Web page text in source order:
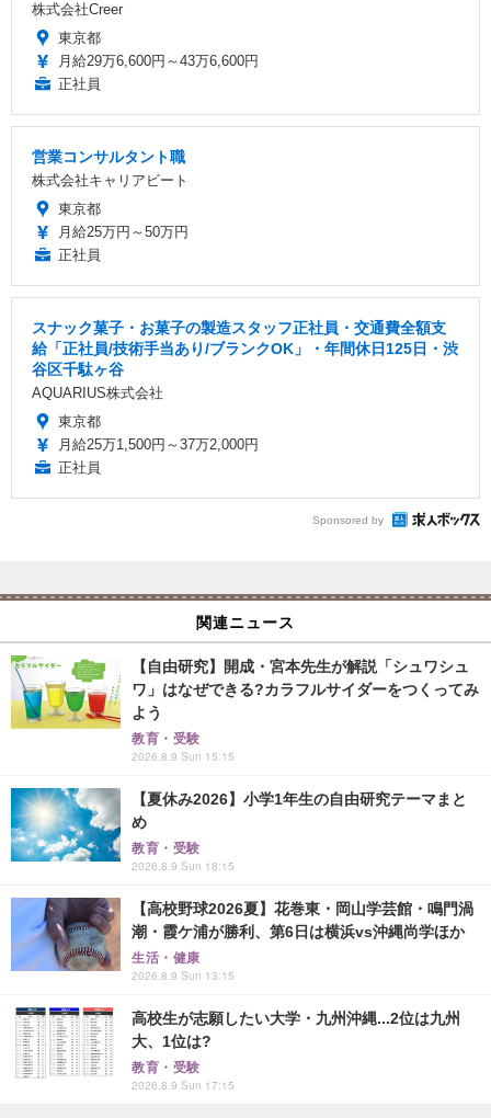
株式会社Creer
東京都
月給29万6,600円～43万6,600円
正社員
営業コンサルタント職
株式会社キャリアビート
東京都
月給25万円～50万円
正社員
スナック菓子・お菓子の製造スタッフ正社員・交通費全額支
給「正社員/技術手当あり/ブランクOK」・年間休日125日・渋
谷区千駄ヶ谷
AQUARIUS株式会社
東京都
月給25万1,500円～37万2,000円
正社員
Sponsored by
関連ニュース
【自由研究】開成・宮本先生が解説「シュワシュ
ワ」はなぜできる?カラフルサイダーをつくってみ
よう
教育・受験
2026.8.9 Sun 15:15
【夏休み2026】小学1年生の自由研究テーマまと
め
教育・受験
2026.8.9 Sun 18:15
【高校野球2026夏】花巻東・岡山学芸館・鳴門渦
潮・霞ケ浦が勝利、第6日は横浜vs沖縄尚学ほか
生活・健康
2026.8.9 Sun 13:15
高校生が志願したい大学・九州沖縄...2位は九州
大、1位は?
教育・受験
2026.8.9 Sun 17:15